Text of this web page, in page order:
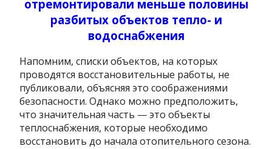
отремонтировали меньше половины
разбитых объектов тепло- и
водоснабжения
Напомним, списки объектов, на которых
проводятся восстановительные работы, не
публиковали, объясняя это соображениями
безопасности. Однако можно предположить,
что значительная часть — это объекты
теплоснабжения, которые необходимо
восстановить до начала отопительного сезона.